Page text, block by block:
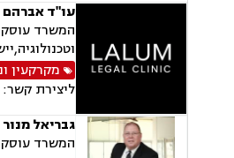
עו"ד אברהם
מקרקעין
ליצירת קשר:
גבריאל
המשרד עוסק